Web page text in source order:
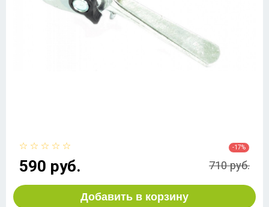
590 руб.
-17%
710 руб.
Добавить в корзину